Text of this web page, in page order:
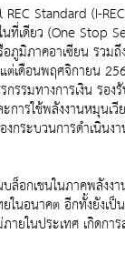
Standard (I-
ที่เดียว (One Stop
ภูมิภาคอาเซียน รวม
แต่เดือนพฤศจิกายน
มทางการเงิน รอง
ารใช้พลังงานหมุนเ
ระบวนการดำเนินงา
อกเชนในภาคพลังงา
นอนาคต อีกทั้งยังเป็
ในประเทศ เกิดการ